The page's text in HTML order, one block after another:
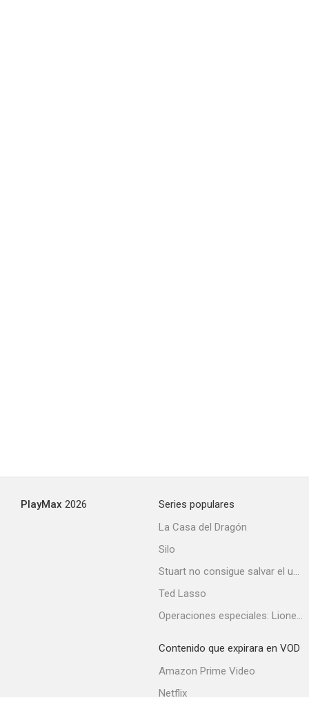
PlayMax 2026
Series populares
La Casa del Dragón
Silo
Stuart no consigue salvar el universo
Ted Lasso
Operaciones especiales: Lioness
Contenido que expirara en VOD
Amazon Prime Video
Netflix